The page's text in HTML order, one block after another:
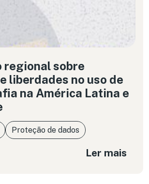
regional sobre
liberdades no uso de
na América Latina e
Proteção de dados
Ler mais